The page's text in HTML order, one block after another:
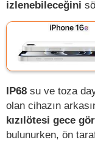
izlenebileceğini
IP68 su ve toza
olan cihazın
kızılötesi gece
bulunurken, ön